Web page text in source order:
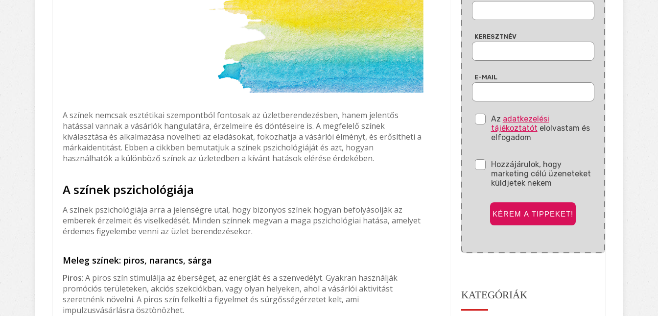
A színek nemcsak esztétikai szempontból fontosak az üzletberendezésben, hanem jelentős
hatással vannak a vásárlók hangulatára, érzelmeire és döntéseire is. A megfelelő színek
kiválasztása és alkalmazása növelheti az eladásokat, fokozhatja a vásárlói élményt, és erősítheti a
márkaidentitást. Ebben a cikkben bemutatjuk a színek pszichológiáját és azt, hogyan
használhatók a különböző színek az üzletedben a kívánt hatások elérése érdekében.
A színek pszichológiája
A színek pszichológiája arra a jelenségre utal, hogy bizonyos színek hogyan befolyásolják az
emberek érzelmeit és viselkedését. Minden színnek megvan a maga pszichológiai hatása, amelyet
érdemes figyelembe venni az üzlet berendezésekor.
Meleg színek: piros, narancs, sárga
Piros: A piros szín stimulálja az éberséget, az energiát és a szenvedélyt. Gyakran használják
promóciós területeken, akciós szekciókban, vagy olyan helyeken, ahol a vásárlói aktivitást
szeretnénk növelni. A piros szín felkelti a figyelmet és sürgősségérzetet kelt, ami
impulzusvásárlásra ösztönözhet.
KERESZTNÉV
E-MAIL
Az adatkezelési
tájékoztatót
elfogadom
Hozzájárulok, hogy
marketing célú üzeneteket
küldjetek nekem
KÉREM A TIPPEKET!
KATEGÓRIÁK